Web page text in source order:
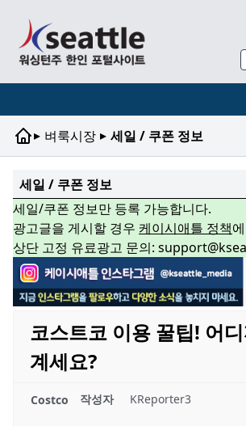
▸ 벼룩시장 ▸ 세일 / 쿠폰 정보
세일 / 쿠폰 정보
세일/쿠폰 정보만 등록 가능합니다.
광고글을 게시할 경우 케이시애틀 정책
상단 고정 유료광고 문의:
코스트코 이용 꿀팁! 어
계세요?
Costco 작성자 KReporter3